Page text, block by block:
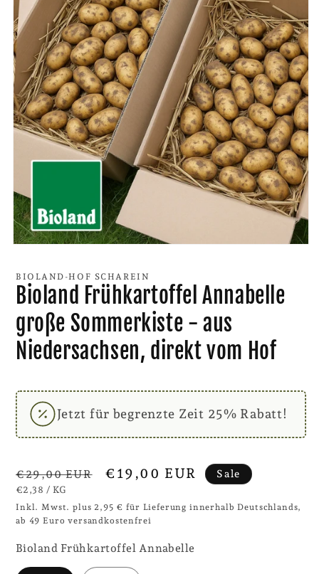
Modal
öffnen
BIOLAND-HOF SCHAREIN
Bioland Frühkartoffel Annabelle
große Sommerkiste - aus
Niedersachsen, direkt vom Hof
Jetzt für begrenzte Zeit 25% Rabatt!
Normaler
Preis
€29,00 EUR Verkaufspreis
€19,00 EUR
GRUNDPREIS
€2,38 / PRO
KG
Sale
Inkl. Mwst. plus 2,95 € für Lieferung innerhalb Deutschlands,
ab 49 Euro versandkostenfrei
Bioland Frühkartoffel Annabelle